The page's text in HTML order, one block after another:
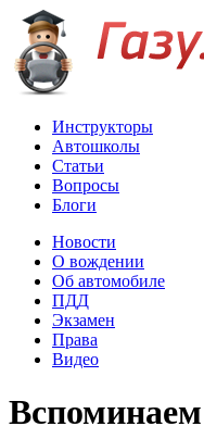
Инструкторы
Автошколы
Статьи
Вопросы
Блоги
Новости
О вождении
Об автомобиле
ПДД
Экзамен
Права
Видео